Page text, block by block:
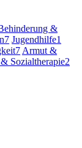
&
7 Jugendhilfe1
7 Armut &
Sozialtherapie2